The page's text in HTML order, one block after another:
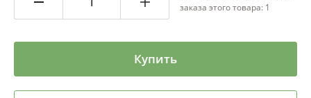
заказа этого товара: 1
Купить